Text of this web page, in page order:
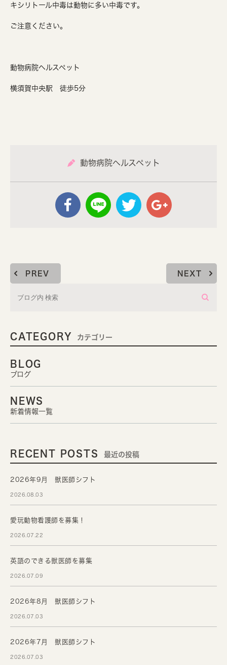
キシリトール中毒は動物に多い中毒です。
ご注意ください。
動物病院ヘルスペット
横須賀中央駅 徒歩5分
動物病院ヘルスペット
PREV NEXT
CATEGORY カテゴリー
BLOG
ブログ
NEWS
新着情報一覧
RECENT POSTS 最近の投稿
2026年9月 獣医師シフト
2026.08.03
愛玩動物看護師を募集！
2026.07.22
英語のできる獣医師を募集
2026.07.09
2026年8月 獣医師シフト
2026.07.03
2026年7月 獣医師シフト
2026.07.03